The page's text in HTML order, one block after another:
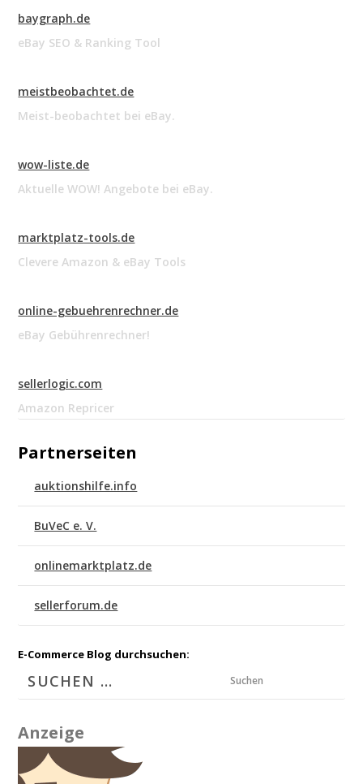
baygraph.de
eBay SEO & Ranking Tool
meistbeobachtet.de
Meist-beobachtet bei eBay.
wow-liste.de
Aktuelle WOW! Angebote bei eBay.
marktplatz-tools.de
Clevere Amazon & eBay Tools
online-gebuehrenrechner.de
eBay Gebührenrechner!
sellerlogic.com
Amazon Repricer
Partnerseiten
auktionshilfe.info
BuVeC e. V.
onlinemarktplatz.de
sellerforum.de
E-Commerce Blog durchsuchen:
Suchen
Anzeige